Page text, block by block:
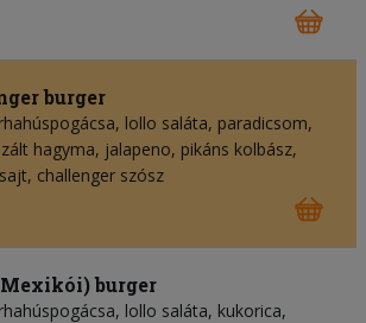
burger
lollo saláta, paradicsom,
hagyma, jalapeno, pikáns kolbász,
challenger szósz
burger
lollo saláta, kukorica,